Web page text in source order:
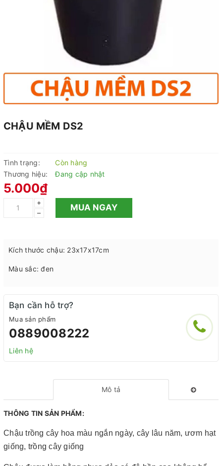
CHẬU MỀM DS2
Tình trạng:
Còn hàng
Thương hiệu:
Đang cập nhật
5.000₫
+
–
MUA NGAY
Kích thước chậu: 23x17x17cm
Màu sắc: đen
Bạn cần hỗ trợ?
Mua sản phẩm
0889008222
Liên hệ
Mô tả
THÔNG TIN SẢN PHẨM:
Chậu trồng cây hoa màu ngắn ngày, cây lâu năm, ươm hạt
giống, trồng cây giống